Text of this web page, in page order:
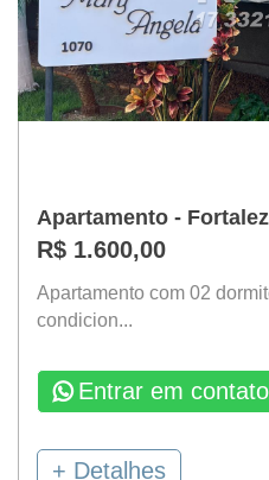
Apartamento -
R$ 1.600,00
Apartamento com 02
condicion...
Entrar em contato
+ Detalhes